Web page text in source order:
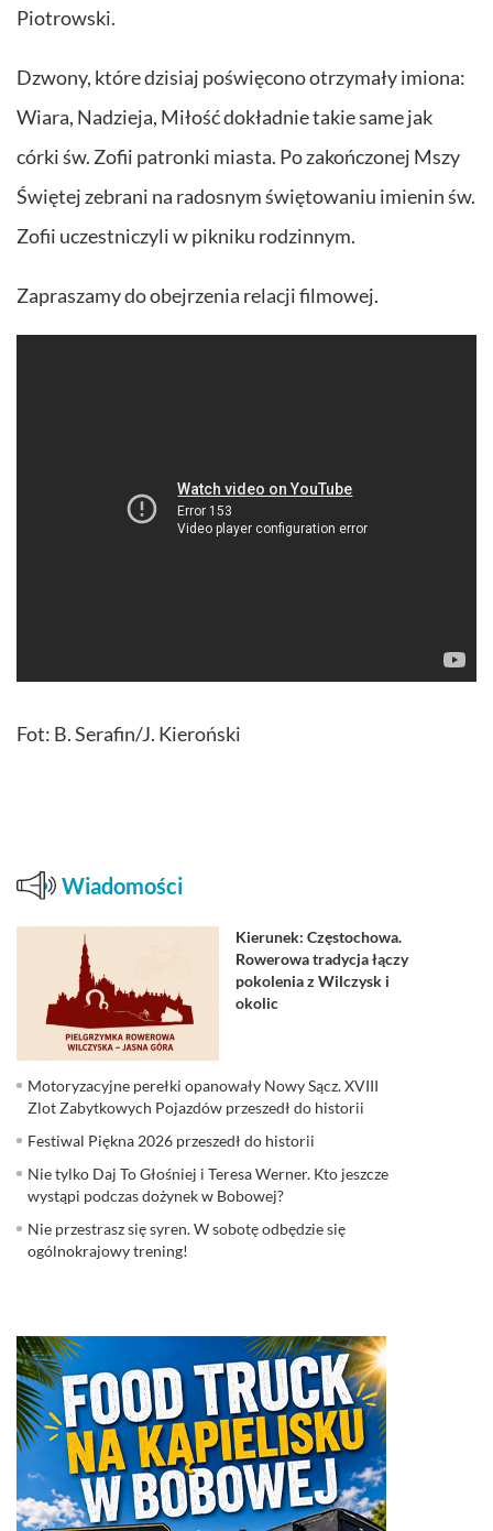
Piotrowski.
Dzwony, które dzisiaj poświęcono otrzymały imiona:
Wiara, Nadzieja, Miłość dokładnie takie same jak
córki św. Zofii patronki miasta. Po zakończonej Mszy
Świętej zebrani na radosnym świętowaniu imienin św.
Zofii uczestniczyli w pikniku rodzinnym.
Zapraszamy do obejrzenia relacji filmowej.
Fot: B. Serafin/J. Kieroński
Wiadomości
Kierunek: Częstochowa.
Rowerowa tradycja łączy
pokolenia z Wilczysk i
okolic
Motoryzacyjne perełki opanowały Nowy Sącz. XVIII
Zlot Zabytkowych Pojazdów przeszedł do historii
Festiwal Piękna 2026 przeszedł do historii
Nie tylko Daj To Głośniej i Teresa Werner. Kto jeszcze
wystąpi podczas dożynek w Bobowej?
Nie przestrasz się syren. W sobotę odbędzie się
ogólnokrajowy trening!